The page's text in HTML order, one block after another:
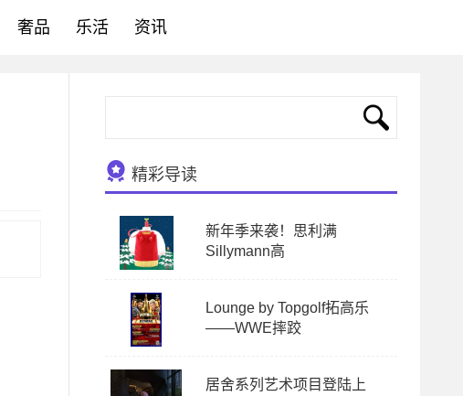
奢品 乐活 资讯
精彩导读
新年季来袭！思利满
Sillymann高
Lounge by Topgolf拓高乐
——WWE摔跤
居舍系列艺术项目登陆上